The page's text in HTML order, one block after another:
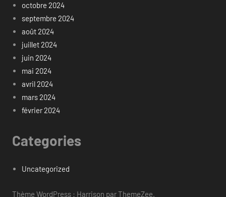
octobre 2024
septembre 2024
août 2024
juillet 2024
juin 2024
mai 2024
avril 2024
mars 2024
février 2024
Categories
Uncategorized
Thème WordPress : Harrison par ThemeZee.